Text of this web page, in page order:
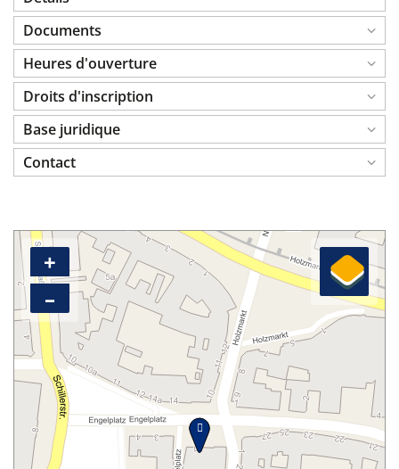
Documents
Heures d'ouverture
Droits d'inscription
Base juridique
Contact
+
–